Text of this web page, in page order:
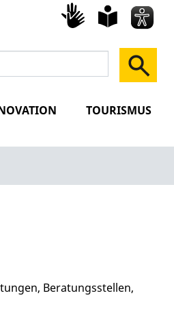
TOURISMUS
Beratungsstellen,